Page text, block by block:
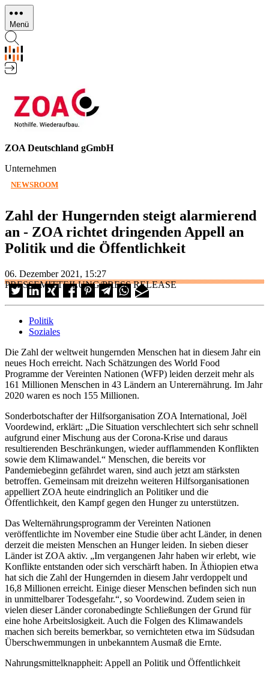
Direkt
zum
Inhalt
Menü
ZOA Deutschland gGmbH
Unternehmen
NEWSROOM
Zahl der Hungernden steigt alarmierend
an - ZOA richtet dringenden Appell an
Politik und die Öffentlichkeit
06. Dezember 2021, 15:27
PRESSEMITTEILUNG/PRESS RELEASE
Politik
Soziales
Die Zahl der weltweit hungernden Menschen hat in diesem Jahr ein
neues Hoch erreicht. Nach Schätzungen des World Food
Programme der Vereinten Nationen (WFP) leiden derzeit mehr als
161 Millionen Menschen in 43 Ländern an Unterernährung. Im Jahr
2020 waren es noch 155 Millionen.
Sonderbotschafter der Hilfsorganisation ZOA International, Joël
Voordewind, erklärt: „Die Situation verschlechtert sich sehr schnell
aufgrund einer Mischung aus der Corona-Krise und daraus
resultierenden Beschränkungen, wieder aufflammenden Konflikten
sowie dem Klimawandel.“ Menschen, die bereits vor
Pandemiebeginn gefährdet waren, sind auch jetzt am stärksten
betroffen. Gemeinsam mit dreizehn weiteren Hilfsorganisationen
appelliert ZOA heute eindringlich an Politiker und die
Öffentlichkeit, den Kampf gegen den Hunger zu unterstützen.
Das Welternährungsprogramm der Vereinten Nationen
veröffentlichte im November eine Studie über acht Länder, in denen
derzeit die meisten Menschen an Hunger leiden. In sieben dieser
Länder ist ZOA aktiv. „Im vergangenen Jahr haben wir erlebt, wie
Konflikte entstanden oder sich verschärft haben. In Äthiopien etwa
hat sich die Zahl der Hungernden in diesem Jahr verdoppelt und
16,8 Millionen erreicht. Einige dieser Menschen befinden sich nun
in unmittelbarer Todesgefahr.“, so Voordewind. Zudem seien in
vielen dieser Länder coronabedingte Schließungen der Grund für
eine hohe Arbeitslosigkeit. Auch die Folgen des Klimawandels
machen sich bereits bemerkbar, so vernichteten etwa im Südsudan
Überschwemmungen in unbekanntem Ausmaß die Ernte.
Nahrungsmittelknappheit: Appell an Politik und Öffentlichkeit